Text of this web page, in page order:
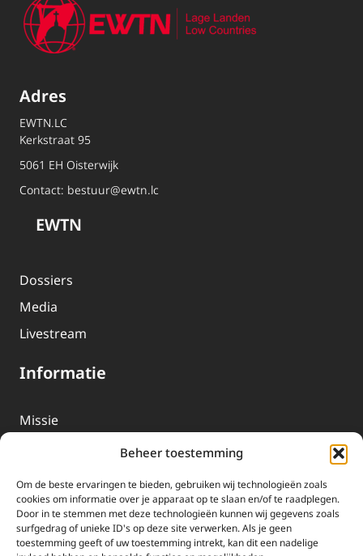
Beheer toestemming
Om de beste ervaringen te bieden, gebruiken wij technologieën zoals
cookies om informatie over je apparaat op te slaan en/of te raadplegen.
Door in te stemmen met deze technologieën kunnen wij gegevens zoals
surfgedrag of unieke ID's op deze site verwerken. Als je geen
toestemming geeft of uw toestemming intrekt, kan dit een nadelige
Adres
EWTN.LC
Kerkstraat 95
5061 EH Oisterwijk
Contact: bestuur@ewtn.lc
EWTN
Dossiers
Media
Livestream
Informatie
Missie
EWTN-Team
Organisatiegegevens